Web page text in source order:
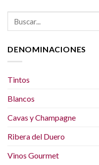
DENOMINACIONES
Tintos
Blancos
Cavas y Champagne
Ribera del Duero
Vinos Gourmet